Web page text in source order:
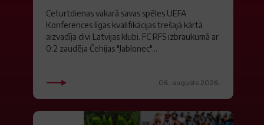
Ceturtdienas vakarā savas spēles UEFA
Konferences līgas kvalifikācijas trešajā kārtā
aizvadīja divi Latvijas klubi. FC RFS izbraukumā ar
0:2 zaudēja Čehijas "Jablonec"...
06. augusts 2026.